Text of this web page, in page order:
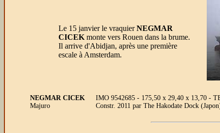
Le 15 janvier le vraquierNEGMAR
CICEK monte vers Rouen dans la brume.
Il arrive d'Abidjan, après une première
escale à Amsterdam.
NEGMAR CICEK
Majuro
IMO 9542685 - 175,50 x 29,40 x 13,70 -
Constr. 2011 par The Hakodate Dock